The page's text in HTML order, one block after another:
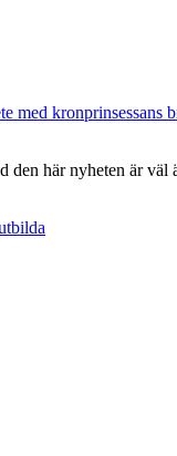
här nyheten är